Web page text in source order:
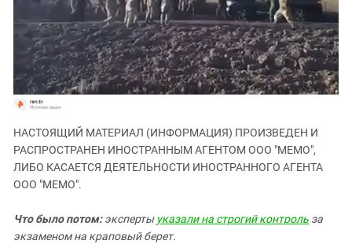
ЗАСТАВЛЯЕТ
КАВКАЗ ЗА ПАЛЕСТИНУ
ИНАКОМЫСЛИЕ В ЧЕЧНЕ
ПРЕСЛЕДОВАНИЕ АКТИВИСТОВ
МОБИЛИЗАЦИЯ И ПРОТЕСТЫ
Ингушетия
Кабардино-Балкария
Калмыкия
Карачаево-Черкесия
Краснодарский край
Российская Федерация
Северная Осетия - Алания
НАСТОЯЩИЙ МАТЕРИАЛ (ИНФОРМАЦИЯ) ПРОИЗВЕДЕН И
РАСПРОСТРАНЕН ИНОСТРАННЫМ АГЕНТОМ ООО "МЕМО",
ЛИБО КАСАЕТСЯ ДЕЯТЕЛЬНОСТИ ИНОСТРАННОГО АГЕНТА
ООО "МЕМО".
Что было потом:эксперты указали на строгий контроль за
экзаменом на краповый берет.